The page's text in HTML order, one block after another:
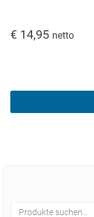
€ 14,95 netto